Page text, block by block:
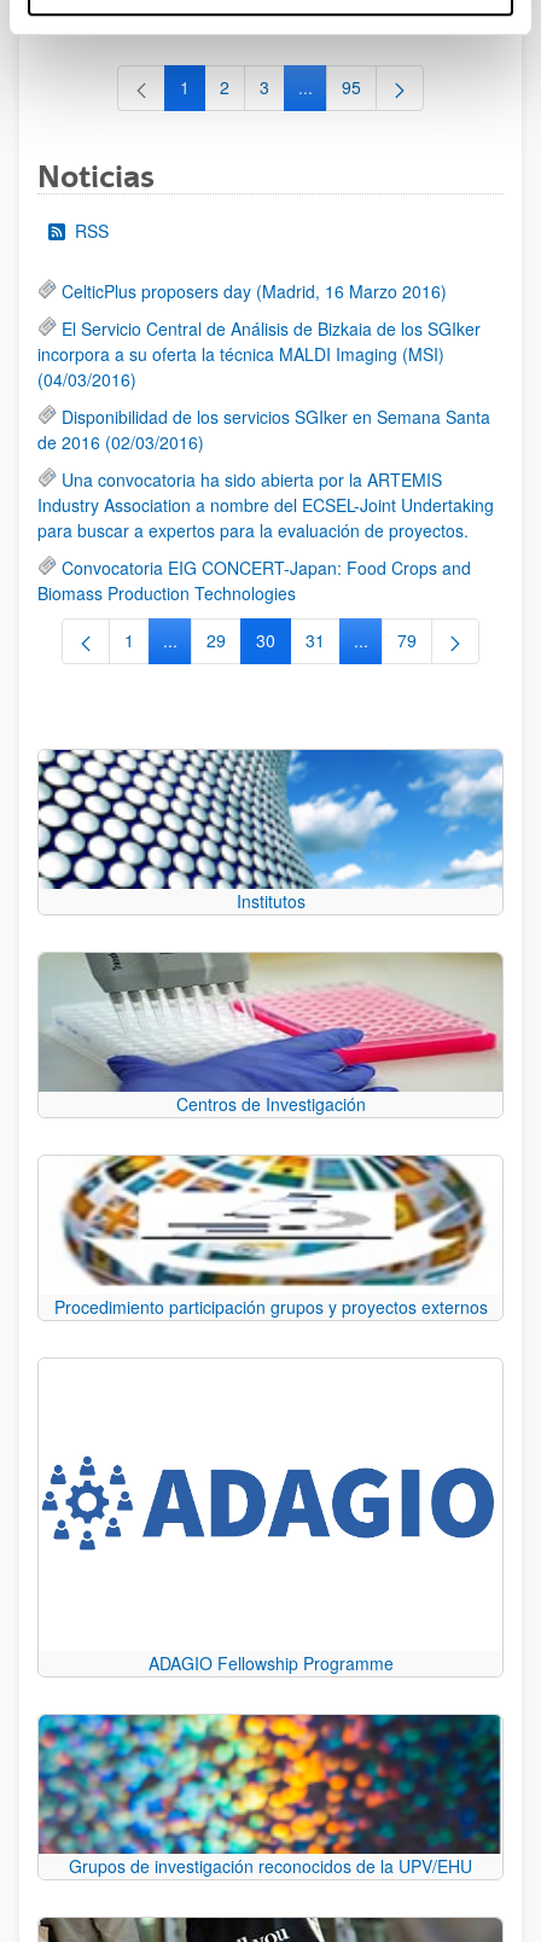
Página
1 Página
2 Página
3 ...Páginas intermedias Use TAB
Página
95
Noticias
RSS
CelticPlus proposers day (Madrid, 16 Marzo 2016)
El Servicio Central de Análisis de Bizkaia de los SGIker
incorpora a su oferta la técnica MALDI Imaging (MSI)
(04/03/2016)
Disponibilidad de los servicios SGIker en Semana Santa
de 2016 (02/03/2016)
Una convocatoria ha sido abierta por la ARTEMIS
Industry Association a nombre del ECSEL-Joint Undertaking
para buscar a expertos para la evaluación de proyectos.
Convocatoria EIG CONCERT-Japan: Food Crops and
Biomass Production Technologies
Página
1 ...Páginas intermedias Use TAB para desplazarse.
Página
29 Página
30 Página
31 ...Páginas intermedias
Página
79
Institutos
Centros de Investigación
Procedimiento participación grupos y proyectos externos
ADAGIO Fellowship Programme
Grupos de investigación reconocidos de la UPV/EHU